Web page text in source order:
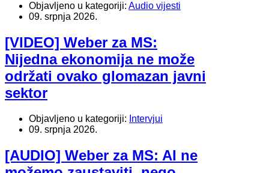
Objavljeno u kategoriji: Audio vijesti
09. srpnja 2026.
[VIDEO] Weber za MS:
Nijedna ekonomija ne može
održati ovako glomazan javni
sektor
Objavljeno u kategoriji: Intervjui
09. srpnja 2026.
[AUDIO] Weber za MS: AI ne